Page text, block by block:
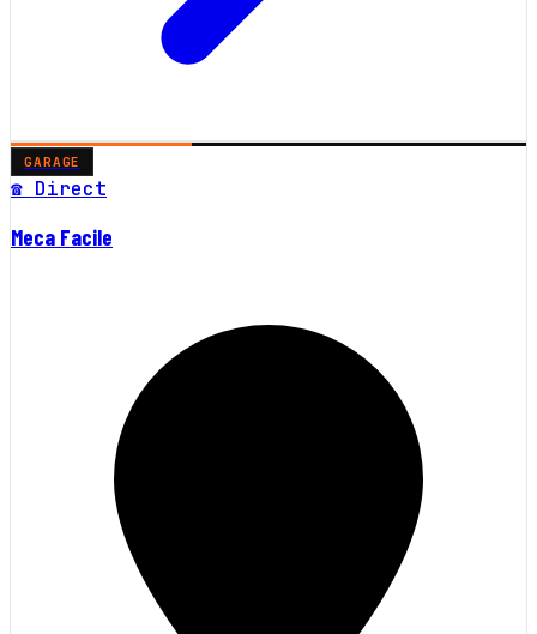
GARAGE
☎ Direct
Meca Facile